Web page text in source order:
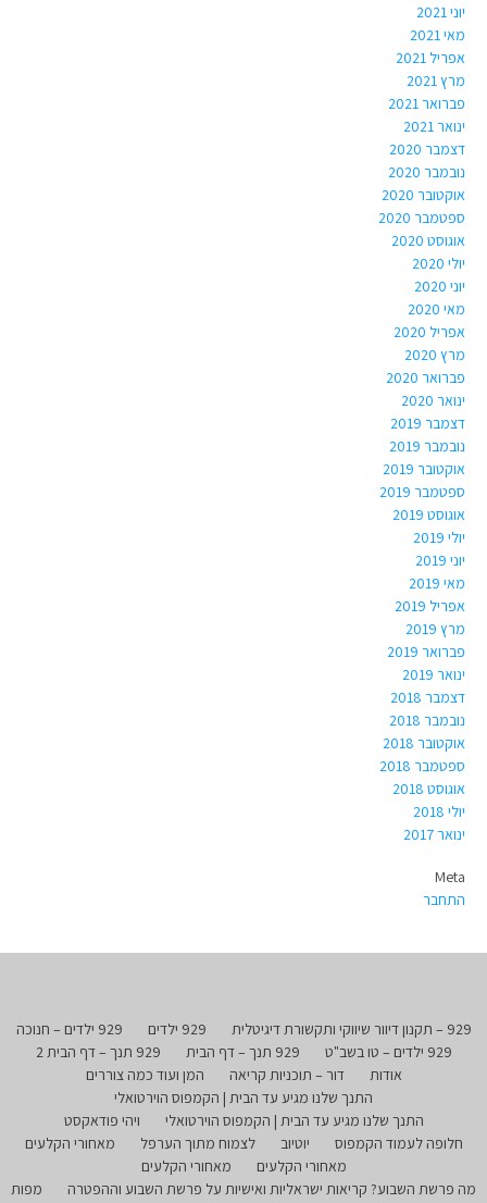
יוני 2021
מאי 2021
אפריל 2021
מרץ 2021
פברואר 2021
ינואר 2021
דצמבר 2020
נובמבר 2020
אוקטובר 2020
ספטמבר 2020
אוגוסט 2020
יולי 2020
יוני 2020
מאי 2020
אפריל 2020
מרץ 2020
פברואר 2020
ינואר 2020
דצמבר 2019
נובמבר 2019
אוקטובר 2019
ספטמבר 2019
אוגוסט 2019
יולי 2019
יוני 2019
מאי 2019
אפריל 2019
מרץ 2019
פברואר 2019
ינואר 2019
דצמבר 2018
נובמבר 2018
אוקטובר 2018
ספטמבר 2018
אוגוסט 2018
יולי 2018
ינואר 2017
Meta
התחבר
929 – תקנון דיוור שיווקי ותקשורת דיגיטלית 929 ילדים
929 ילדים – חנוכה
929 ילדים – טו בשב"ט
929 תנך – דף הבית
929 תנך – דף הבית 2
אודות
דור – תוכניות קריאה
המן ועוד כמה צוררים
התנך שלנו מגיע עד הבית | הקמפוס הוירטואלי
התנך שלנו מגיע עד הבית | הקמפוס הוירטואלי
ויהי פודאקסט
חלופה לעמוד הקמפוס
יוטיוב לצמוח מתוך הערפל
מאחורי הקלעים
מאחורי הקלעים
מאחורי הקלעים
מה פרשת השבוע? קריאות ישראליות ואישיות על פרשת השבוע וההפטרה
מפות